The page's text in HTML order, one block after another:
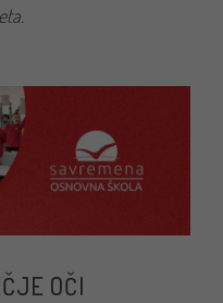
OČI